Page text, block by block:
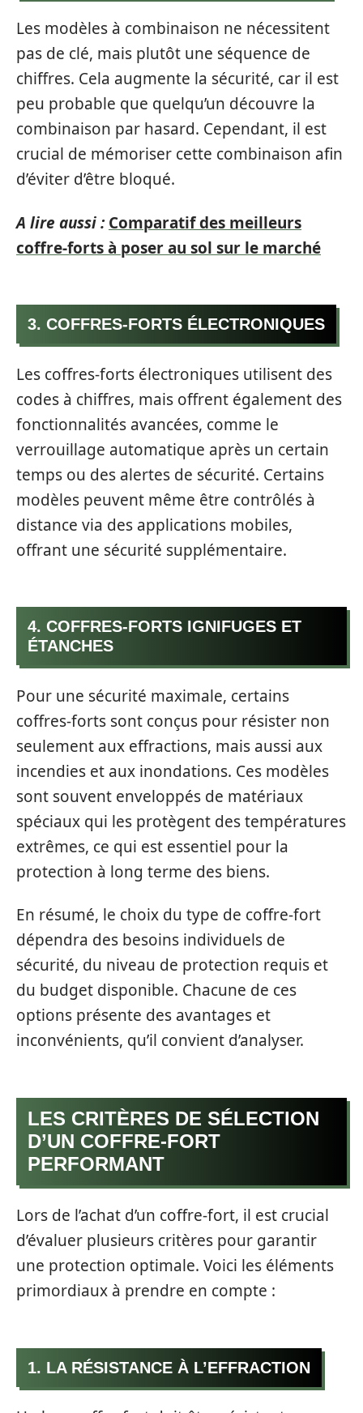
Les modèles à combinaison ne nécessitent
pas de clé, mais plutôt une séquence de
chiffres. Cela augmente la sécurité, car il est
peu probable que quelqu’un découvre la
combinaison par hasard. Cependant, il est
crucial de mémoriser cette combinaison afin
d’éviter d’être bloqué.
A lire aussi : Comparatif des meilleurs
coffre-forts à poser au sol sur le marché
3. COFFRES-FORTS ÉLECTRONIQUES
Les coffres-forts électroniques utilisent des
codes à chiffres, mais offrent également des
fonctionnalités avancées, comme le
verrouillage automatique après un certain
temps ou des alertes de sécurité. Certains
modèles peuvent même être contrôlés à
distance via des applications mobiles,
offrant une sécurité supplémentaire.
4. COFFRES-FORTS IGNIFUGES ET
ÉTANCHES
Pour une sécurité maximale, certains
coffres-forts sont conçus pour résister non
seulement aux effractions, mais aussi aux
incendies et aux inondations. Ces modèles
sont souvent enveloppés de matériaux
spéciaux qui les protègent des températures
extrêmes, ce qui est essentiel pour la
protection à long terme des biens.
En résumé, le choix du type de coffre-fort
dépendra des besoins individuels de
sécurité, du niveau de protection requis et
du budget disponible. Chacune de ces
options présente des avantages et
inconvénients, qu’il convient d’analyser.
LES CRITÈRES DE SÉLECTION
D’UN COFFRE-FORT
PERFORMANT
Lors de l’achat d’un coffre-fort, il est crucial
d’évaluer plusieurs critères pour garantir
une protection optimale. Voici les éléments
primordiaux à prendre en compte :
1. LA RÉSISTANCE À L’EFFRACTION